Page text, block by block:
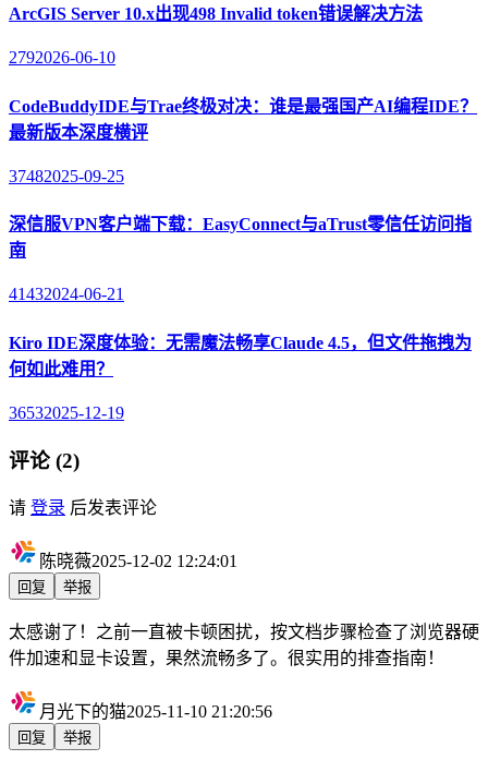
ArcGIS Server 10.x出现498 Invalid token错误解决方法
2792026-06-10
CodeBuddyIDE与Trae终极对决：谁是最强国产AI编程IDE？
最新版本深度横评
37482025-09-25
深信服VPN客户端下载：EasyConnect与aTrust零信任访问指
南
41432024-06-21
Kiro IDE深度体验：无需魔法畅享Claude 4.5，但文件拖拽为
何如此难用？
36532025-12-19
评论 (2)
请 登录 后发表评论
陈晓薇2025-12-02 12:24:01
回复 举报
太感谢了！之前一直被卡顿困扰，按文档步骤检查了浏览器硬
件加速和显卡设置，果然流畅多了。很实用的排查指南！
月光下的猫2025-11-10 21:20:56
回复 举报